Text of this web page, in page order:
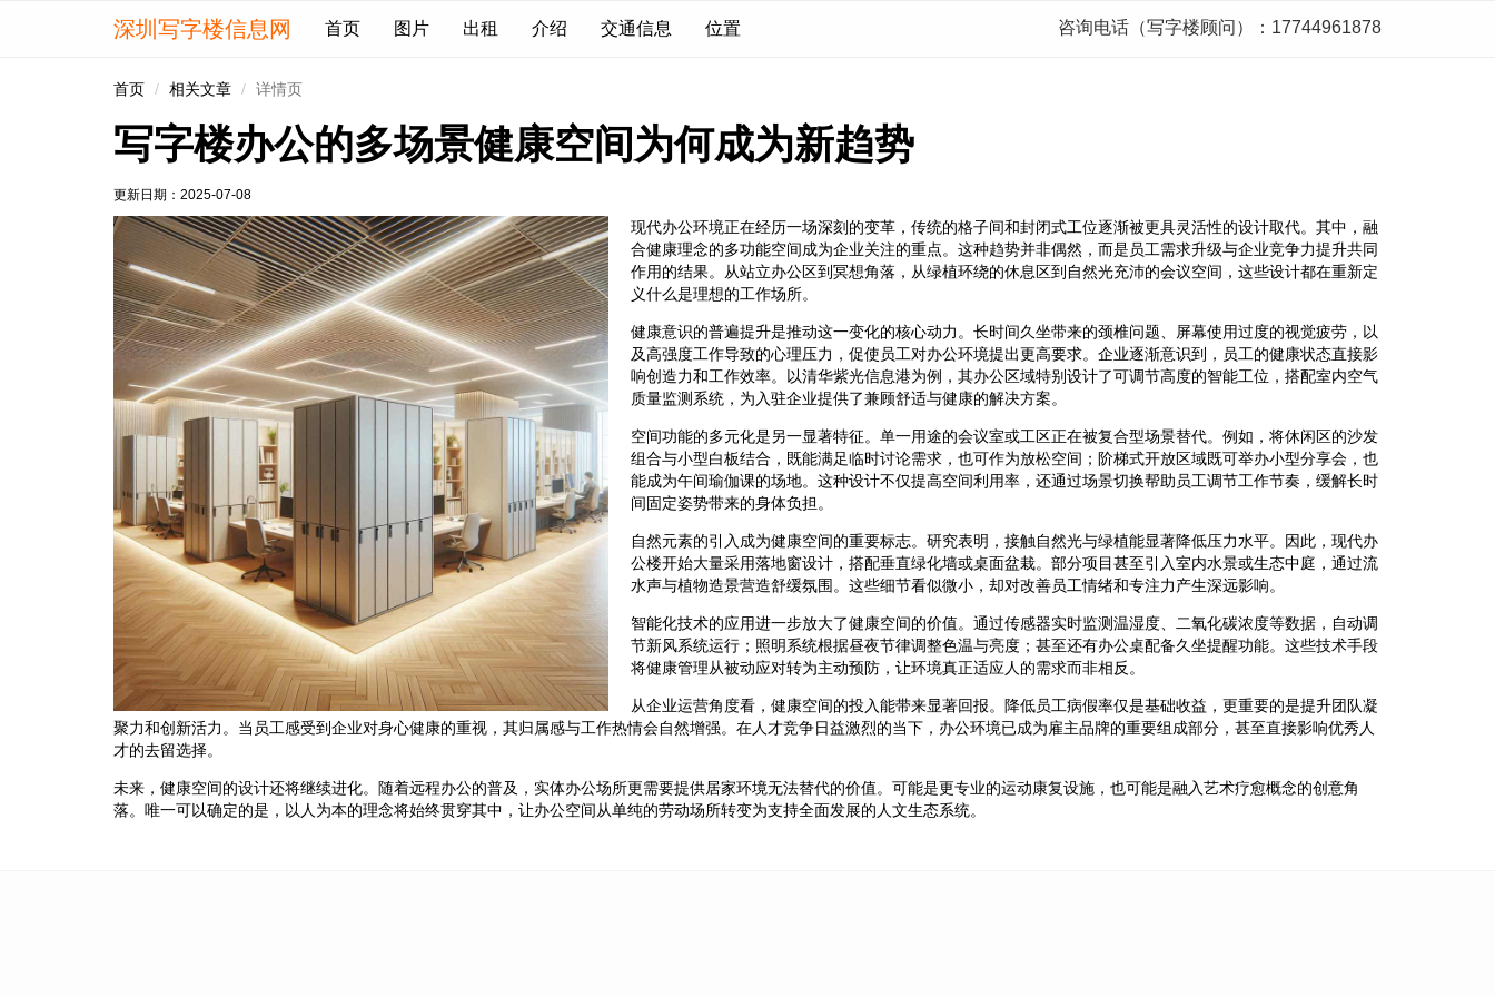
深圳写字楼信息网 首页 图片 出租 介绍 交通信息 位置 咨询电话（写字楼顾问）：17744961878
首页 相关文章 详情页
写字楼办公的多场景健康空间为何成为新趋势
更新日期： 2025-07-08
现代办公环境正在经历一场深刻的变革，传统的格子间和封闭式工位逐渐被更具灵活性的设计取代。其中，融
合健康理念的多功能空间成为企业关注的重点。这种趋势并非偶然，而是员工需求升级与企业竞争力提升共同
作用的结果。从站立办公区到冥想角落，从绿植环绕的休息区到自然光充沛的会议空间，这些设计都在重新定
义什么是理想的工作场所。
健康意识的普遍提升是推动这一变化的核心动力。长时间久坐带来的颈椎问题、屏幕使用过度的视觉疲劳，以
及高强度工作导致的心理压力，促使员工对办公环境提出更高要求。企业逐渐意识到，员工的健康状态直接影
响创造力和工作效率。以清华紫光信息港为例，其办公区域特别设计了可调节高度的智能工位，搭配室内空气
质量监测系统，为入驻企业提供了兼顾舒适与健康的解决方案。
空间功能的多元化是另一显著特征。单一用途的会议室或工区正在被复合型场景替代。例如，将休闲区的沙发
组合与小型白板结合，既能满足临时讨论需求，也可作为放松空间；阶梯式开放区域既可举办小型分享会，也
能成为午间瑜伽课的场地。这种设计不仅提高空间利用率，还通过场景切换帮助员工调节工作节奏，缓解长时
间固定姿势带来的身体负担。
自然元素的引入成为健康空间的重要标志。研究表明，接触自然光与绿植能显著降低压力水平。因此，现代办
公楼开始大量采用落地窗设计，搭配垂直绿化墙或桌面盆栽。部分项目甚至引入室内水景或生态中庭，通过流
水声与植物造景营造舒缓氛围。这些细节看似微小，却对改善员工情绪和专注力产生深远影响。
智能化技术的应用进一步放大了健康空间的价值。通过传感器实时监测温湿度、二氧化碳浓度等数据，自动调
节新风系统运行；照明系统根据昼夜节律调整色温与亮度；甚至还有办公桌配备久坐提醒功能。这些技术手段
将健康管理从被动应对转为主动预防，让环境真正适应人的需求而非相反。
从企业运营角度看，健康空间的投入能带来显著回报。降低员工病假率仅是基础收益，更重要的是提升团队凝
聚力和创新活力。当员工感受到企业对身心健康的重视，其归属感与工作热情会自然增强。在人才竞争日益激烈的当下，办公环境已成为雇主品牌的重要组成部分，甚至直接影响优秀人
才的去留选择。
未来，健康空间的设计还将继续进化。随着远程办公的普及，实体办公场所更需要提供居家环境无法替代的价值。可能是更专业的运动康复设施，也可能是融入艺术疗愈概念的创意角
落。唯一可以确定的是，以人为本的理念将始终贯穿其中，让办公空间从单纯的劳动场所转变为支持全面发展的人文生态系统。